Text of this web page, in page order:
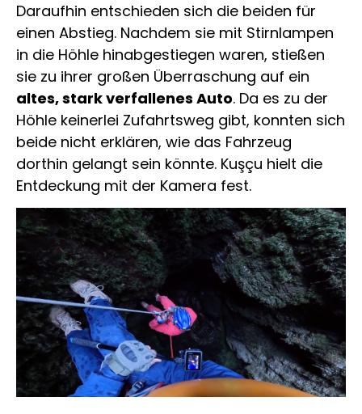
Daraufhin entschieden sich die beiden für
einen Abstieg. Nachdem sie mit Stirnlampen
in die Höhle hinabgestiegen waren, stießen
sie zu ihrer großen Überraschung auf ein
altes, stark verfallenes Auto. Da es zu der
Höhle keinerlei Zufahrtsweg gibt, konnten sich
beide nicht erklären, wie das Fahrzeug
dorthin gelangt sein könnte. Kuşçu hielt die
Entdeckung mit der Kamera fest.